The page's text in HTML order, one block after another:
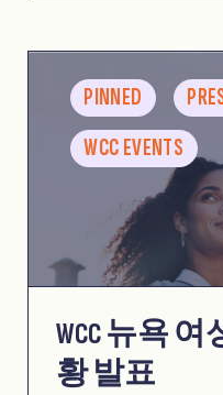
PINNED
WCC EVENTS
WCC 뉴욕
황 발표